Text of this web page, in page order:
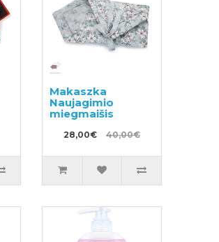
Makaszka
Naujagimio
miegmaišis
28,00€ 40,00€